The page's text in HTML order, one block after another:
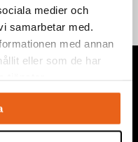
medier och
samarbetar med.
med annan
eller som de har
för proffs”, under